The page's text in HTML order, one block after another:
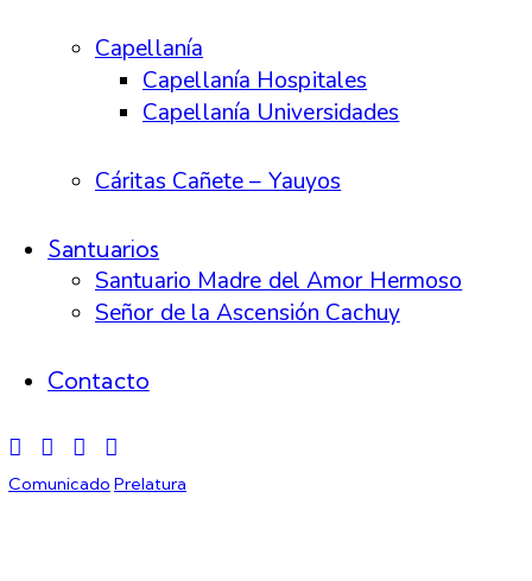
Capellanía
Capellanía Hospitales
Capellanía Universidades
Cáritas Cañete – Yauyos
Santuarios
Santuario Madre del Amor Hermoso
Señor de la Ascensión Cachuy
Contacto
Comunicado Prelatura